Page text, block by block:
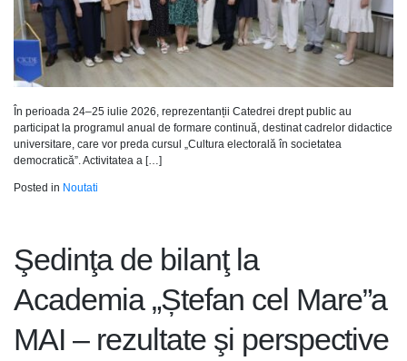
În perioada 24–25 iulie 2026, reprezentanții Catedrei drept public au
participat la programul anual de formare continuă, destinat cadrelor didactice
universitare, care vor preda cursul „Cultura electorală în societatea
democratică”. Activitatea a […]
Posted in Noutati
Şedinţa de bilanţ la
Academia „Ștefan cel Mare”a
MAI – rezultate şi perspective